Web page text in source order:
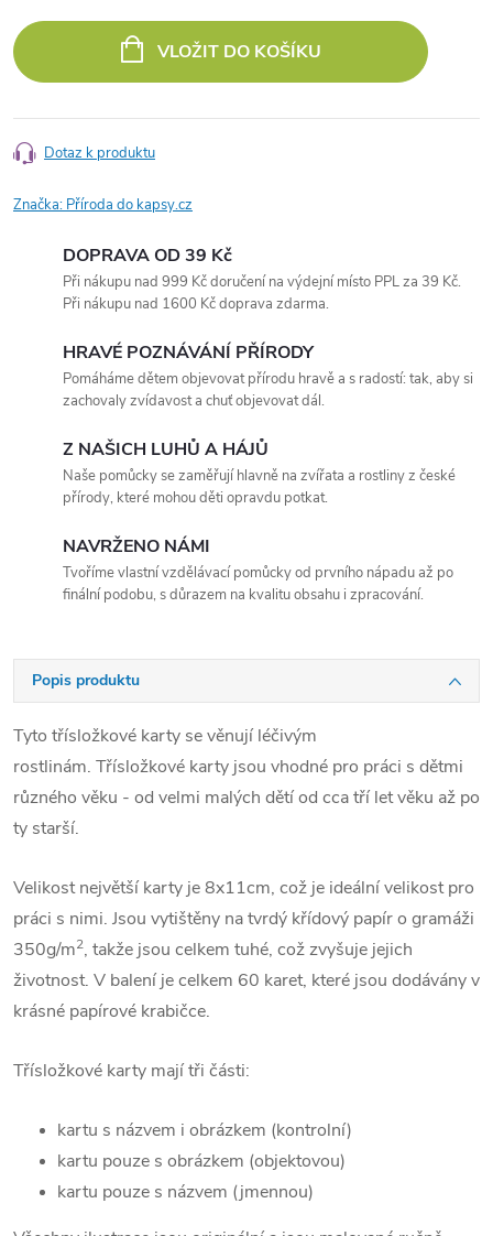
cena:
VLOŽIT DO KOŠÍKU
Dotaz k produktu
Značka: Příroda do kapsy.cz
DOPRAVA OD 39 Kč
Při nákupu nad 999 Kč doručení na výdejní místo PPL za 39 Kč.
Při nákupu nad 1600 Kč doprava zdarma.
HRAVÉ POZNÁVÁNÍ PŘÍRODY
Pomáháme dětem objevovat přírodu hravě a s radostí: tak, aby si
zachovaly zvídavost a chuť objevovat dál.
Z NAŠICH LUHŮ A HÁJŮ
Naše pomůcky se zaměřují hlavně na zvířata a rostliny z české
přírody, které mohou děti opravdu potkat.
NAVRŽENO NÁMI
Tvoříme vlastní vzdělávací pomůcky od prvního nápadu až po
finální podobu, s důrazem na kvalitu obsahu i zpracování.
Popis produktu
Tyto třísložkové karty se věnují léčivým
rostlinám. Třísložkové karty jsou vhodné pro práci s dětmi
různého věku - od velmi malých dětí od cca tří let věku až po
ty starší.
Velikost největší karty je 8x11cm, což je ideální velikost pro
práci s nimi. Jsou vytištěny na tvrdý křídový papír o gramáži
350g/m2, takže jsou celkem tuhé, což zvyšuje jejich
životnost. V balení je celkem 60 karet, které jsou dodávány v
krásné papírové krabičce.
Třísložkové karty mají tři části:
kartu s názvem i obrázkem (kontrolní)
kartu pouze s obrázkem (objektovou)
kartu pouze s názvem (jmennou)